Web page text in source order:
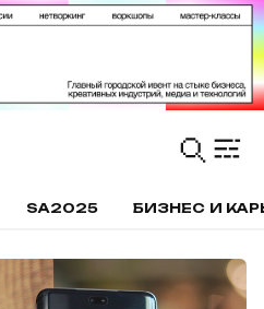
SA2025 БИЗНЕС И